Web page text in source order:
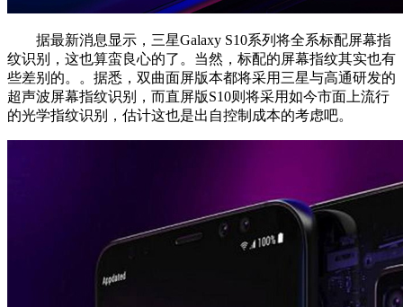
据最新消息显示，三星Galaxy S10系列将全系标配屏幕指
纹识别，这也算蛮良心的了。当然，标配的屏幕指纹其实也有
些差别的。。据悉，双曲面屏版本都将采用三星与高通研发的
超声波屏幕指纹识别，而直屏版S10则将采用如今市面上流行
的光学指纹识别，估计这也是出自控制成本的考虑吧。